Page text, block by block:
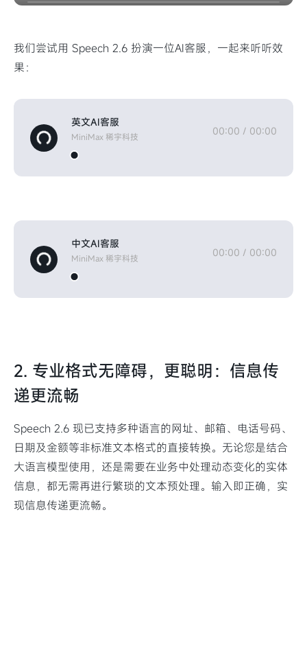
我们尝试用 Speech 2.6 扮演一位AI客服，一起来听听效
果：
英文AI客服
MiniMax 稀宇科技 00:00 / 00:00
中文AI客服
MiniMax 稀宇科技 00:00 / 00:00
2. 专业格式无障碍，更聪明：信息传
递更流畅
Speech 2.6 现已支持多种语言的网址、邮箱、电话号码、
日期及金额等非标准文本格式的直接转换。无论您是结合
大语言模型使用，还是需要在业务中处理动态变化的实体
信息，都无需再进行繁琐的文本预处理。输入即正确，实
现信息传递更流畅。